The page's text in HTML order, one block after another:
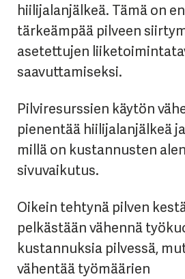
hiilijalanjälkeä. Tämä on
tärkeämpää pilveen
asetettujen
saavuttamiseksi.
Pilviresurssien käytön
pienentää hiilijalanjälkeä
millä on kustannusten
sivuvaikutus.
Oikein tehtynä pilven
pelkästään vähennä
kustannuksia pilvessä,
vähentää työmäärien